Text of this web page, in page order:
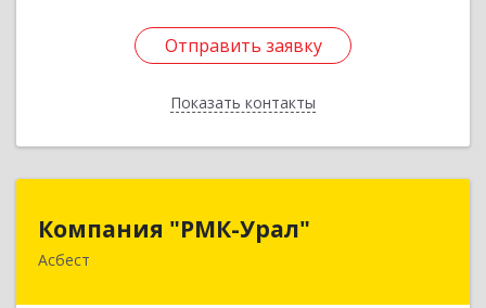
Отправить заявку
Показать контакты
Отправить заявку
Назад
Компания "РМК-Урал"
Асбест